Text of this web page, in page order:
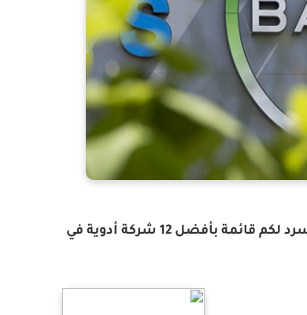
وفقاً لتصنيف بعض المؤسسات الاستشارية العالمية، نسرد لكم قائمة بأفضل 12 شركة أدوية في